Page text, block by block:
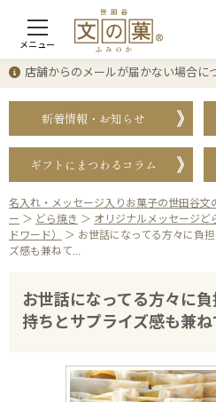
メニュー
店舗からのメールが届かない場合に
新着情報・お知らせ
ギフトにまつわるコラム
名入れ・メッセージ入りお菓子の世田谷文
ー ＞ どら焼き ＞ オリジナルメッセージど
ドワード）
＞ お世話になってる方々に負
ズ感も兼ねて…
お世話になってる方々に
持ちとサプライズ感も兼